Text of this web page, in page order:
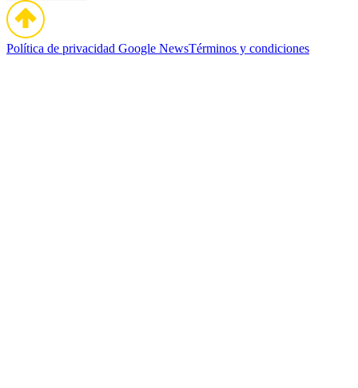
Política de privacidad Google NewsTérminos y condiciones